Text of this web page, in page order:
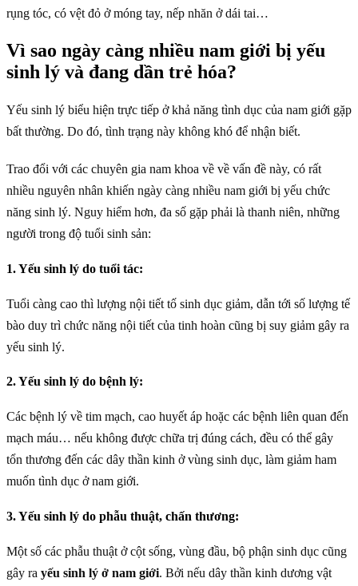
rụng tóc, có vệt đỏ ở móng tay, nếp nhăn ở dái tai…
Vì sao ngày càng nhiều nam giới bị yếu
sinh lý và đang dần trẻ hóa?
Yếu sinh lý biểu hiện trực tiếp ở khả năng tình dục của nam giới gặp
bất thường. Do đó, tình trạng này không khó để nhận biết.
Trao đổi với các chuyên gia nam khoa về về vấn đề này, có rất
nhiều nguyên nhân khiến ngày càng nhiều nam giới bị yếu chức
năng sinh lý. Nguy hiểm hơn, đa số gặp phải là thanh niên, những
người trong độ tuổi sinh sản:
1. Yếu sinh lý do tuổi tác:
Tuổi càng cao thì lượng nội tiết tố sinh dục giảm, dẫn tới số lượng tế
bào duy trì chức năng nội tiết của tinh hoàn cũng bị suy giảm gây ra
yếu sinh lý.
2. Yếu sinh lý do bệnh lý:
Các bệnh lý về tim mạch, cao huyết áp hoặc các bệnh liên quan đến
mạch máu… nếu không được chữa trị đúng cách, đều có thể gây
tổn thương đến các dây thần kinh ở vùng sinh dục, làm giảm ham
muốn tình dục ở nam giới.
3. Yếu sinh lý do phẫu thuật, chấn thương:
Một số các phẫu thuật ở cột sống, vùng đầu, bộ phận sinh dục cũng
gây ra yếu sinh lý ở nam giới. Bởi nếu dây thần kinh dương vật